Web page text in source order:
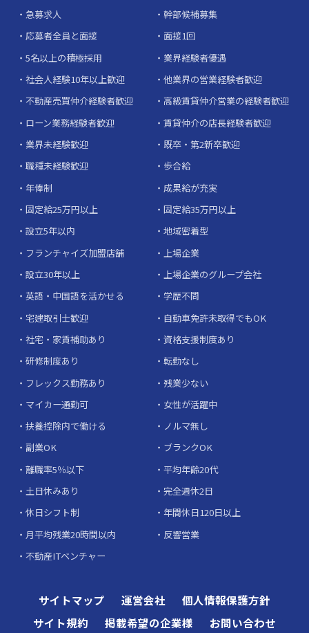
急募求人
幹部候補募集
応募者全員と面接
面接1回
5名以上の積極採用
業界経験者優遇
社会人経験10年以上歓迎
他業界の営業経験者歓迎
不動産売買仲介経験者歓迎
高級賃貸仲介営業の経験者歓迎
ローン業務経験者歓迎
賃貸仲介の店長経験者歓迎
業界未経験歓迎
既卒・第2新卒歓迎
職種未経験歓迎
歩合給
年俸制
成果給が充実
固定給25万円以上
固定給35万円以上
設立5年以内
地域密着型
フランチャイズ加盟店舗
上場企業
設立30年以上
上場企業のグループ会社
英語・中国語を活かせる
学歴不問
宅建取引士歓迎
自動車免許未取得でもOK
社宅・家賃補助あり
資格支援制度あり
研修制度あり
転勤なし
フレックス勤務あり
残業少ない
マイカー通勤可
女性が活躍中
扶養控除内で働ける
ノルマ無し
副業OK
ブランクOK
離職率5％以下
平均年齢20代
土日休みあり
完全週休2日
休日シフト制
年間休日120日以上
月平均残業20時間以内
反響営業
不動産ITベンチャー
サイトマップ 運営会社
個人情報保護方針
サイト規約
掲載希望の企業様 お問い合わせ